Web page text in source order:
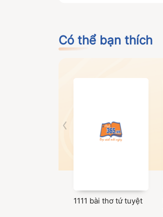
Có thể bạn thích
1111 bài thơ tứ tuyệt